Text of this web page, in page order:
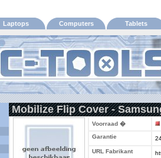
Laptops Computers Tablets
Mobilize Flip Cover -
Voorraad �
Garantie
URL Fabrikant